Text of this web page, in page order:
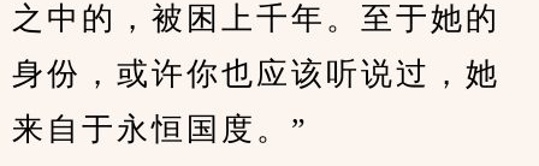
之中的，被困上千年。至于她的
身份，或许你也应该听说过，她
来自于永恒国度。”